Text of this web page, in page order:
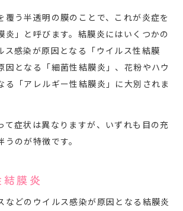
覆う半透明の膜のことで、これが炎症を
炎」と呼びます。結膜炎にはいくつかの
ス感染が原因となる「ウイルス性結膜
因となる「細菌性結膜炎」、花粉やハウ
る「アレルギー性結膜炎」に大別されま
て症状は異なりますが、いずれも目の充
のが特徴です。
膜炎
などのウイルス感染が原因となる結膜炎